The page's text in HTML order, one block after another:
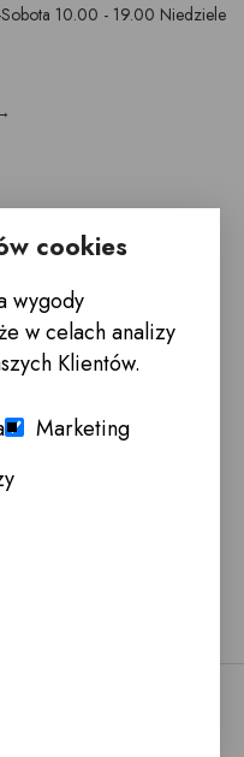
10.00 - 19.00 Niedziele
10.00 - 18.00
cookies
wygody
w celach analizy
Klientów.
Marketing